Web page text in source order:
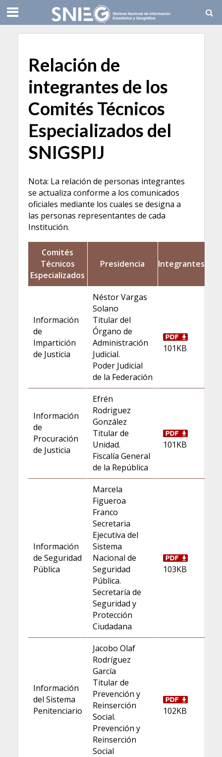
Relación de
integrantes de los
Comités Técnicos
Especializados del
SNIGSPIJ
Nota: La relación de personas integrantes
se actualiza conforme a los comunicados
oficiales mediante los cuales se designa a
las personas representantes de cada
Institución.
Comités
Técnicos
Especializados
Presidencia Integrantes
Información
de
Impartición
de Justicia
Néstor Vargas
Solano
Titular del
Órgano de
Administración
Judicial.
Poder Judicial
de la Federación
101KB
Información
de
Procuración
de Justicia
Efrén
Rodriguez
González
Titular de
Unidad.
Fiscalía General
de la República
101KB
Información
de Seguridad
Pública
Marcela
Figueroa
Franco
Secretaria
Ejecutiva del
Sistema
Nacional de
Seguridad
Pública.
Secretaría de
Seguridad y
Protección
Ciudadana
103KB
Información
del Sistema
Penitenciario
Jacobo Olaf
Rodríguez
García
Titular de
Prevención y
Reinserción
Social.
Prevención y
Reinserción
Social
102KB